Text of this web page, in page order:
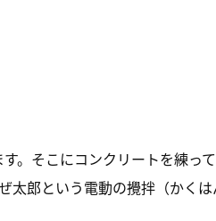
。そこにコンクリートを練っ
郎という電動の攪拌（かく